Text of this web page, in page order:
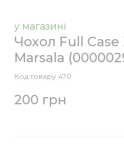
у магазині
Чохол Full
Marsala
Код товару 470
200 грн